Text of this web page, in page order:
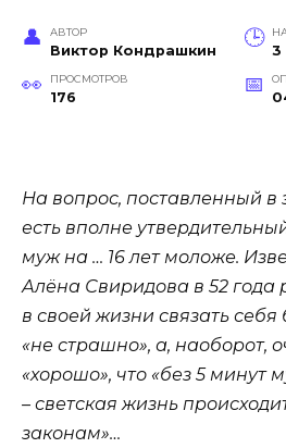
АВТОР
Виктор Кондрашкин 3
ПРОСМОТРОВ
176
На вопрос, поставленный в
есть вполне
муж на … 16 лет моложе.
Алёна Свиридова в 52 года
в своей жизни связать
«не страшно», а, наоборот,
«хорошо», что «без 5 минут
– светская жизнь
законам»…